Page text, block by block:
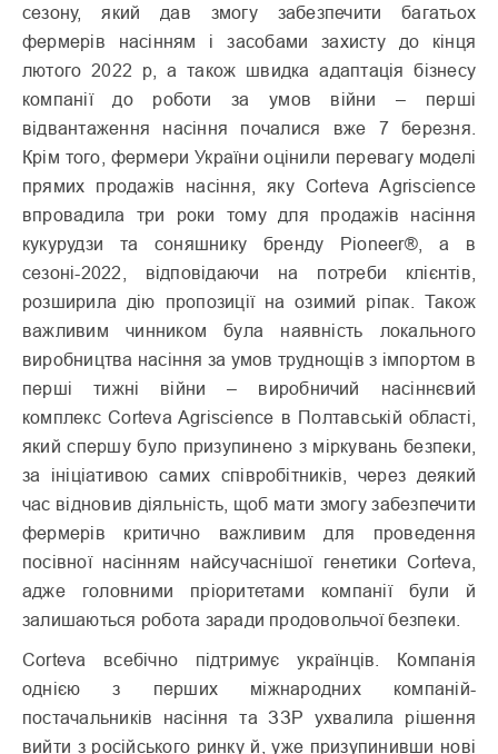
сезону, який дав змогу забезпечити багатьох
фермерів насінням і засобами захисту до кінця
лютого 2022 р, а також швидка адаптація бізнесу
компанії до роботи за умов війни – перші
відвантаження насіння почалися вже 7 березня.
Крім того, фермери України оцінили перевагу моделі
прямих продажів насіння, яку Corteva Agriscience
впровадила три роки тому для продажів насіння
кукурудзи та соняшнику бренду Pioneer®, а в
сезоні-2022, відповідаючи на потреби клієнтів,
розширила дію пропозиції на озимий ріпак. Також
важливим чинником була наявність локального
виробництва насіння за умов труднощів з імпортом в
перші тижні війни – виробничий насіннєвий
комплекс Corteva Agriscience в Полтавській області,
який спершу було призупинено з міркувань безпеки,
за ініціативою самих співробітників, через деякий
час відновив діяльність, щоб мати змогу забезпечити
фермерів критично важливим для проведення
посівної насінням найсучаснішої генетики Corteva,
адже головними пріоритетами компанії були й
залишаються робота заради продовольчої безпеки.
Corteva всебічно підтримує українців. Компанія
однією з перших міжнародних компаній-
постачальників насіння та ЗЗР ухвалила рішення
вийти з російського ринку й, уже призупинивши нові